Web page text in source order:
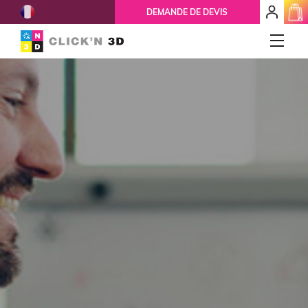
DEMANDE DE DEVIS
mon
espace
client
Accueil
Qui-sommes-nous ?
IMPRESSIONS 3D
French